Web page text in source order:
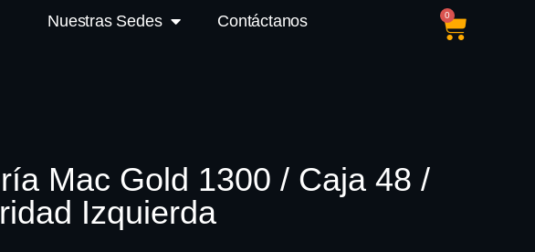
Nuestras Sedes Contáctanos 0
Mac Gold 1300 / Caja 48 /
Izquierda